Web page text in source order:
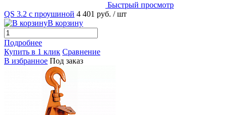
Быстрый просмотр
QS 3.2 с проушиной 4 401 руб. / шт
В корзину
Подробнее
Купить в 1 клик Сравнение
В избранное Под заказ